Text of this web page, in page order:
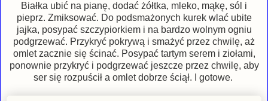
Białka ubić na pianę, dodać żółtka, mleko, mąkę, sól i
pieprz. Zmiksować. Do podsmażonych kurek wlać ubite
jajka, posypać szczypiorkiem i na bardzo wolnym ogniu
podgrzewać. Przykryć pokrywą i smażyć przez chwilę, aż
omlet zacznie się ścinać. Posypać tartym serem i ziołami,
ponownie przykryć i podgrzewać jeszcze przez chwilę, aby
ser się rozpuścił a omlet dobrze ściął. I gotowe.